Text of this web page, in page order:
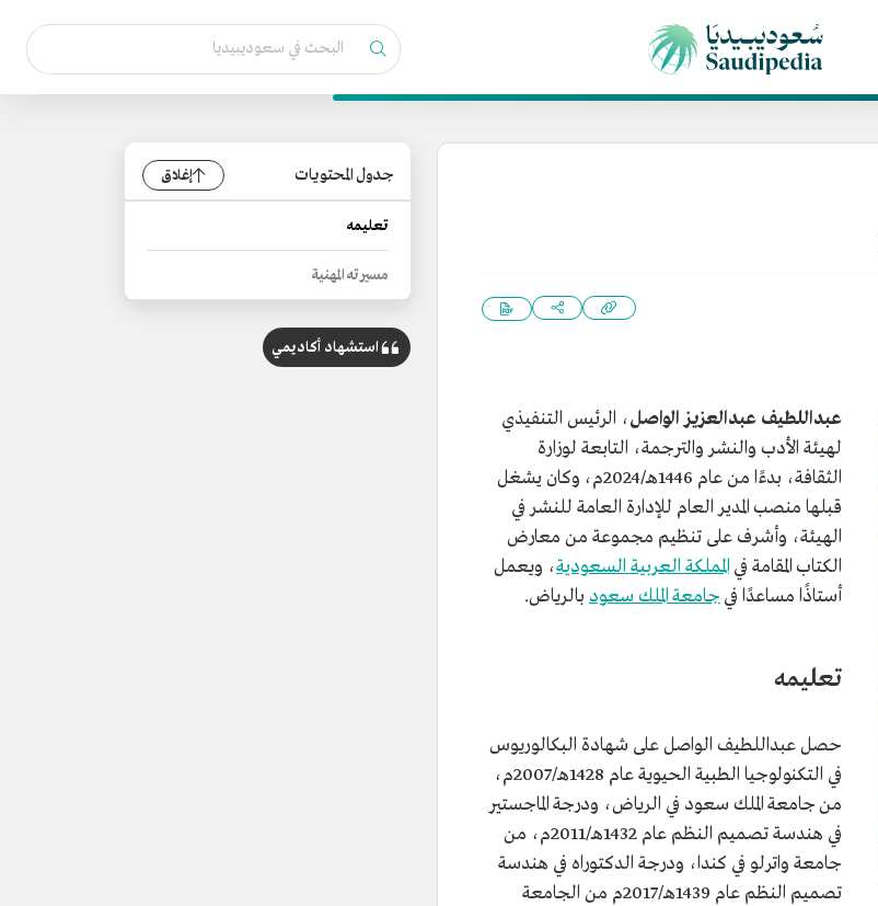
عبداللطيف عبدالعزيز الواصل، الرئيس التنفيذي
لهيئة الأدب والنشر والترجمة، التابعة لوزارة
الثقافة، بدءًا من عام 1446هـ/2024م، وكان يشغل
قبلها منصب المدير العام للإدارة العامة للنشر في
الهيئة، وأشرف على تنظيم مجموعة من معارض
الكتاب المقامة في المملكة العربية السعودية، ويعمل
أستاذًا مساعدًا في جامعة الملك سعود بالرياض.
تعليمه
حصل عبداللطيف الواصل على شهادة البكالوريوس
في التكنولوجيا الطبية الحيوية عام 1428هـ/2007م،
من جامعة الملك سعود في الرياض، ودرجة الماجستير
في هندسة تصميم النظم عام 1432هـ/2011م، من
جامعة واترلو في كندا، ودرجة الدكتوراه في هندسة
تصميم النظم عام 1439هـ/2017م من الجامعة
جدول المحتويات إغلاق
تعليمه
مسيرته المهنية
استشهاد أكاديمي